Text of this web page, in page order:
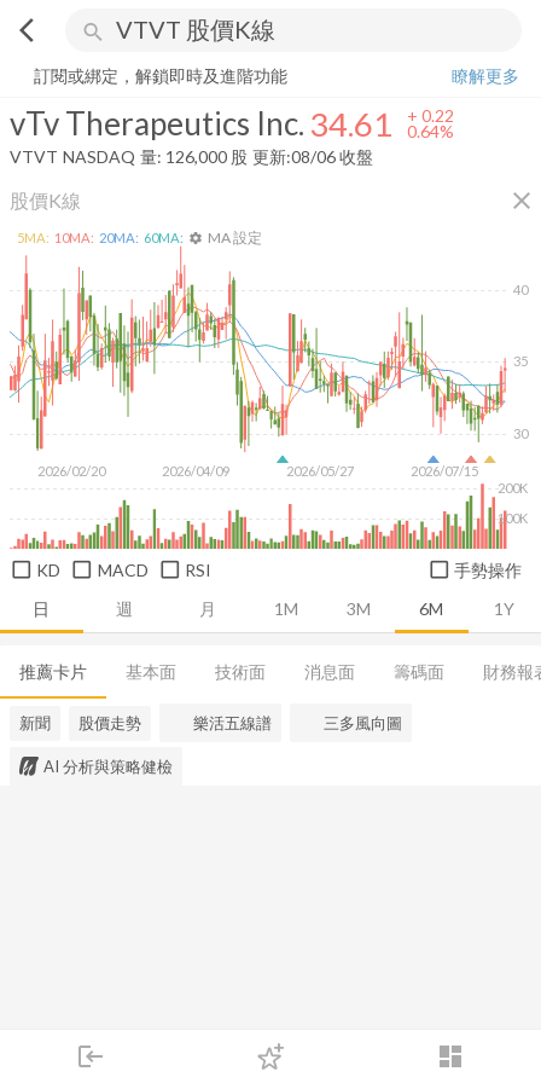
arrow_back_ios search
login dashboard
下單
vTv Therapeutics Inc. 34.61+ 0.64%
訂閱或綁定，解鎖即時及進階功能
瞭解更多
vTv Therapeutics Inc. 34.61 + 0.22
0.64%
VTVT NASDAQ 量: 126,000 股 更新:08/06 收盤
股價K線 close
日 週 月 1M 3M 6M 1Y
2026/02/20 2026/04/09 2026/05/27 2026/07/15
30
35
40
100K
200K
5MA: 10MA: 20MA: 60MA: settings MA 設定
KD MACD RSI 手勢操作
推薦卡片 基本面 技術面 消息面 籌碼面 財務報
新聞 股價走勢 樂活五線譜 三多風向圖
AI 分析與策略健檢